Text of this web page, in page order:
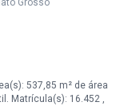
Grosso
537,85 m² de área
Matrícula(s): 16.452 ,